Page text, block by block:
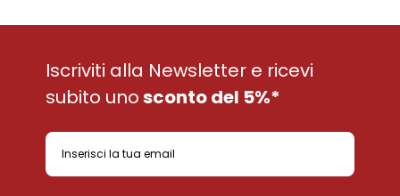
Iscriviti alla Newsletter e ricevi
subito unosconto del 5%*